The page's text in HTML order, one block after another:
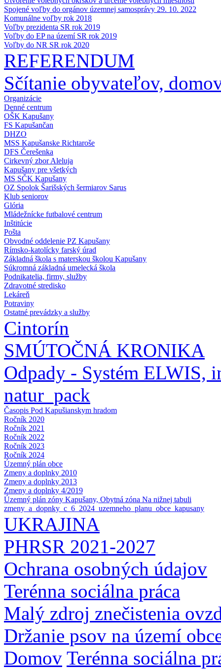
Spojené voľby do orgánov územnej samosprávy 29. 10. 2022
Komunálne voľby rok 2018
Voľby prezidenta SR rok 2019
Voľby do EP na území SR rok 2019
Voľby do NR SR rok 2020
REFERENDUM
Sčítanie obyvateľov,
Organizácie
Denné centrum
OŠK Kapušany
FS Kapušančan
DHZO
MSS Kapušanske Richtaroše
DFS Čerešenka
Cirkevný zbor Aleluja
Kapušany pre všetkých
MS SČK Kapušany
OZ Spolok Šarišských šermiarov Sarus
Klub seniorov
Glória
Mládežnícke futbalové centrum
Inštitúcie
Pošta
Obvodné oddelenie PZ Kapušany
Rímsko-katolícky farský úrad
Základná škola s materskou školou Kapušany
Súkromná základná umelecká škola
Podnikatelia, firmy, služby
Zdravotné stredisko
Lekáreň
Potraviny
Ostatné prevádzky a služby
Cintorín
SMÚTOČNÁ KRONIKA
Odpady - Systém ELWIS,
natur_pack
Časopis Pod Kapušianskym hradom
Ročník 2020
Ročník 2021
Ročník 2022
Ročník 2023
Ročník 2024
Územný plán obce
Zmeny a doplnky 2010
Zmeny a doplnky 2013
Zmeny a doplnky 4/2019
Územný plán zóny Kapušany, Obytná zóna Na nižnej tabuli
zmeny_a_dopnky_c_6_2024_uzemneho_planu_obce_kapusany
UKRAJINA
PHRSR 2021-2027
Ochrana osobných údajov
Terénna sociálna práca
Malý zdroj znečistenia
Držanie psov na území
Domov Terénna sociálna